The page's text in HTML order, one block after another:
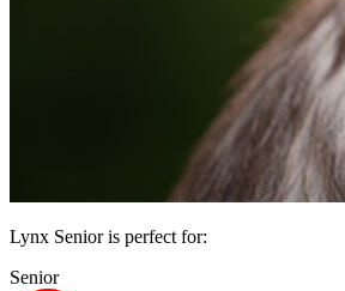
Lynx Senior is perfect for:
Senior